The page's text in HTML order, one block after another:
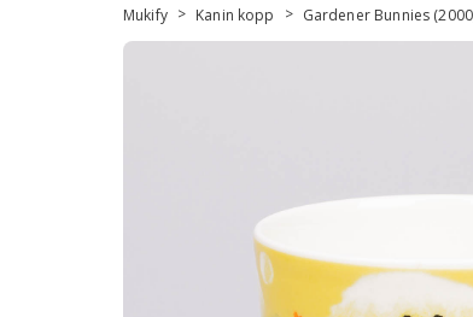
Mukify > Kanin kopp > Gardener Bunnies